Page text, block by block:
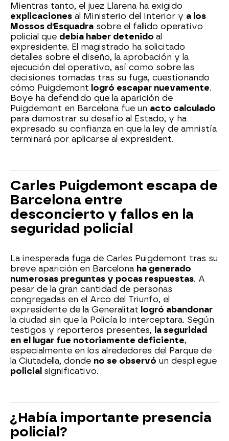
Mientras tanto, el juez Llarena ha exigido
explicaciones al Ministerio del Interior y a los
Mossos d'Esquadra sobre el fallido operativo
policial que debía haber detenido al
expresidente. El magistrado ha solicitado
detalles sobre el diseño, la aprobación y la
ejecución del operativo, así como sobre las
decisiones tomadas tras su fuga, cuestionando
cómo Puigdemont logró escapar nuevamente.
Boye ha defendido que la aparición de
Puigdemont en Barcelona fue un acto calculado
para demostrar su desafío al Estado, y ha
expresado su confianza en que la ley de amnistía
terminará por aplicarse al expresident.
Carles Puigdemont escapa de
Barcelona entre
desconcierto y fallos en la
seguridad policial
La inesperada fuga de Carles Puigdemont tras su
breve aparición en Barcelona ha generado
numerosas preguntas y pocas respuestas. A
pesar de la gran cantidad de personas
congregadas en el Arco del Triunfo, el
expresidente de la Generalitat logró abandonar
la ciudad sin que la Policía lo interceptara. Según
testigos y reporteros presentes, la seguridad
en el lugar fue notoriamente deficiente,
especialmente en los alrededores del Parque de
la Ciutadella, donde no se observó un despliegue
policial significativo.
¿Había importante presencia
policial?